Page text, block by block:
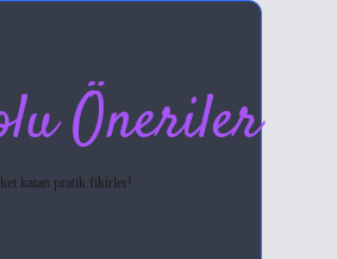
Öneriler
katan pratik fikirler!